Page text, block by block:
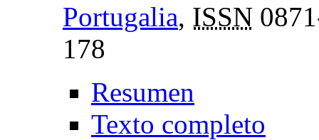
Portugalia, ISSN
178
Resumen
Texto completo